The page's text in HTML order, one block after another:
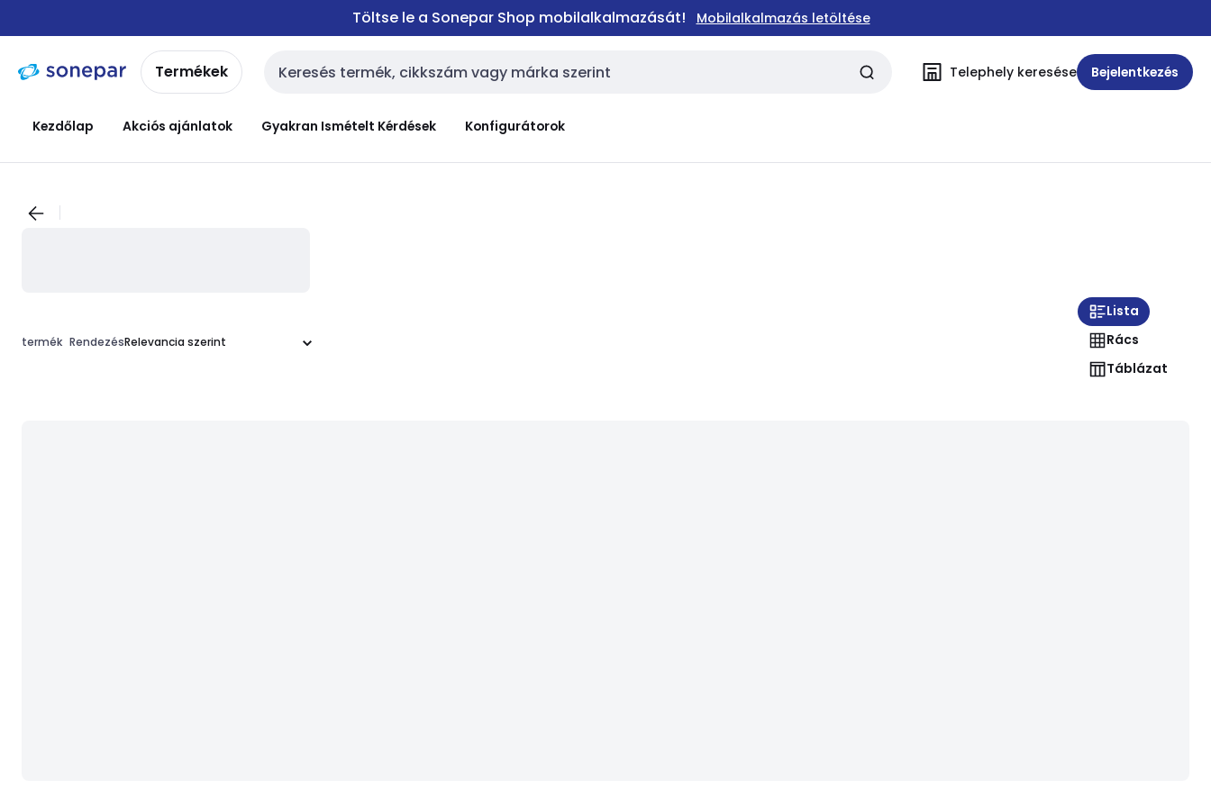
navigációhoztartalomra
Töltse le a Sonepar Shop mobilalkalmazását! Mobilalkalmazás letöltése
Termékek Keresési bemenet Telephely keresése Bejelentkezés
Kezdőlap Akciós ajánlatok Gyakran Ismételt Kérdések Konfigurátorok
termék Rendezés
Lista
Rács
Táblázat